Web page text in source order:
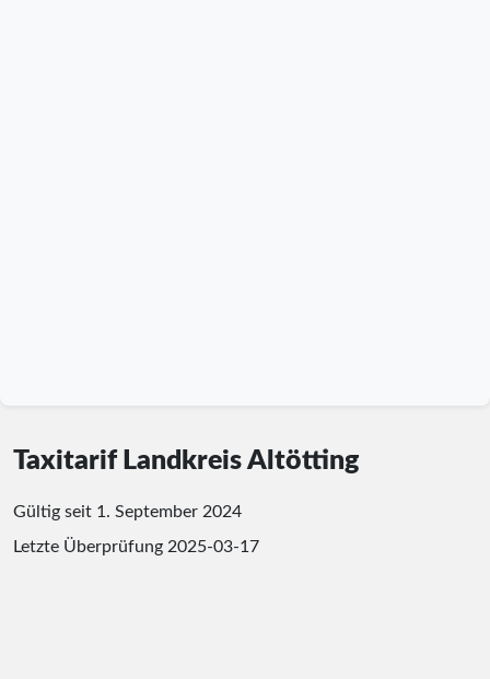
Taxitarif Landkreis Altötting
Gültig seit 1. September 2024
Letzte Überprüfung 2025-03-17